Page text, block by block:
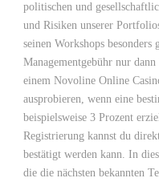
politischen und
und Risiken unserer
seinen Workshops besonders
Managementgebühr nur
einem Novoline Online
ausprobieren, wenn eine
beispielsweise 3 Prozent
Registrierung kannst du
bestätigt werden kann. In
die die nächsten bekannten